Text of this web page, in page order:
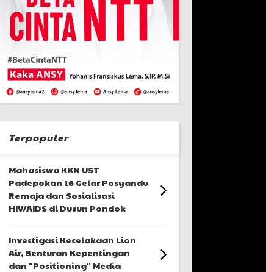
Terpopuler
Mahasiswa KKN UST
Padepokan 16 Gelar Posyandu
Remaja dan Sosialisasi
HIV/AIDS di Dusun Pondok
Investigasi Kecelakaan Lion
Air, Benturan Kepentingan
dan "Positioning" Media